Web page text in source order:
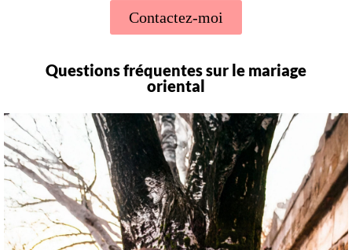
Contactez-moi
Questions fréquentes sur le mariage
oriental